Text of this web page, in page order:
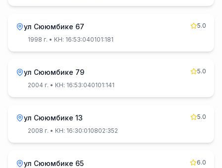
ул Сююмбике 67
5.0
1998 г. • КН: 16:53:040101:181
ул Сююмбике 79
5.0
2004 г. • КН: 16:53:040101:141
ул Сююмбике 13
5.0
2008 г. • КН: 16:30:010802:352
ул Сююмбике 65
6.0